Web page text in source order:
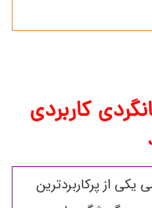
کاربردی
از پرکاربردترین